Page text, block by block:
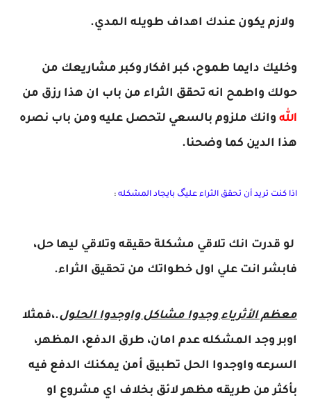
ولازم يكون عندك اهداف طويله المدي.
وخليك دايما طموح، كبر افكار وكبر مشاريعك من
حولك واطمح انه تحقق الثراء من باب ان هذا رزق من
الله وانك ملزوم بالسعي لتحصل عليه ومن باب نصره
هذا الدين كما وضحنا.
اذا كنت تريد أن تحقق الثراء عليگ بايجاد المشكله :
لو قدرت انك تلاقي مشكلة حقيقه وتلاقي ليها حل،
فابشر انت علي اول خطواتك من تحقيق الثراء.
معظم الأثرياء وجدوا مشاكل واوجدوا الحلول.،فمثلا
اوبر وجد المشكله عدم امان، طرق الدفع، المظهر،
السرعه واوجدوا الحل تطبيق أمن يمكنك الدفع فيه
بأكثر من طريقه مظهر لائق بخلاف اي مشروع او